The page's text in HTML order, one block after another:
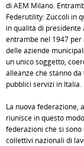
di AEM Milano.
Federutility: Zuccoli in
in qualità di presidente
entrambe nel 1947
delle aziende
un unico soggetto,
alleanze che stanno
pubblici servizi in Italia.
La nuova federazione,
riunisce in questo
federazioni che si
collettivi nazionali di